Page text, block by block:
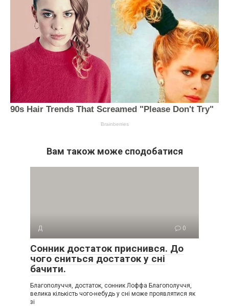
Вам також може сподобатися
Д 0
Сонник достаток приснився. До
чого сниться достаток у сні
бачити.
Благополуччя, достаток, сонник Лоффа Благополуччя,
велика кількість чого-небудь у сні може проявлятися як
зі